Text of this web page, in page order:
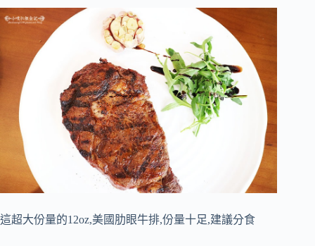
這超大份量的12oz,美國肋眼牛排,份量十足,建議分食